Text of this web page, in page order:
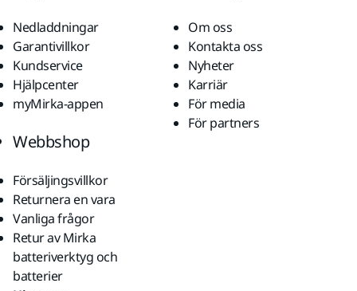
Nedladdningar
Garantivillkor
Kundservice
Hjälpcenter
myMirka-appen
Om oss
Kontakta oss
Nyheter
Karriär
För media
För partners
Webbshop
Försäljingsvillkor
Returnera en vara
Vanliga frågor
Retur av Mirka
batteriverktyg och
batterier